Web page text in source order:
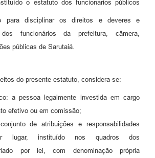
o estatuto dos funcionários públicos
para disciplinar os direitos e deveres e
dos funcionários da prefeitura, câmera,
públicas de Sarutaiá.
do presente estatuto, considera-se:
a pessoa legalmente investida em cargo
efetivo ou em comissão;
de atribuições e responsabilidades
lugar, instituído nos quadros dos
por lei, com denominação própria